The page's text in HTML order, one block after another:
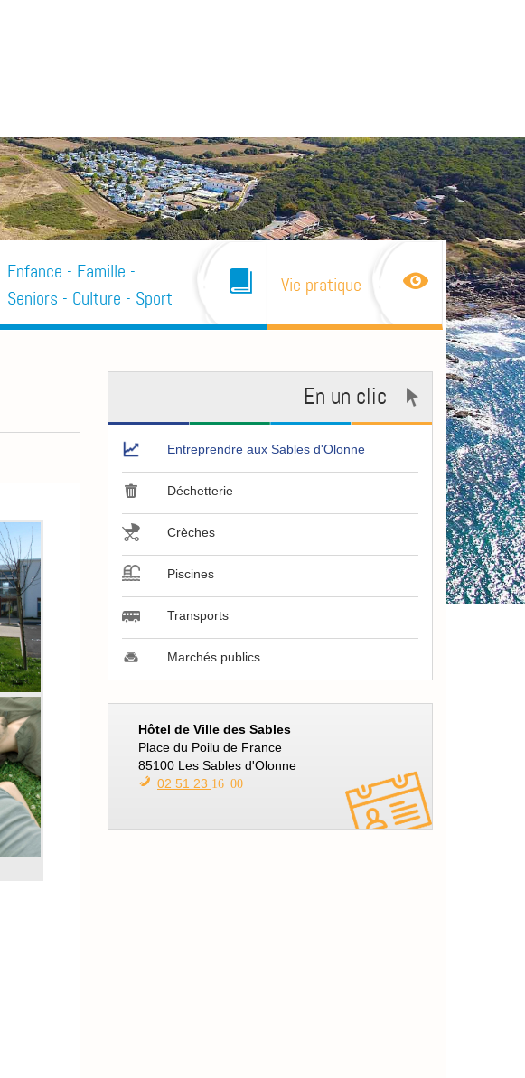
Enfance - Famille -
Seniors - Culture - Sport
Vie pratique
En un clic
Entreprendre aux Sables d'Olonne
Déchetterie
Crèches
Piscines
Transports
Marchés publics
[Vie/Logement]Contacts
Hôtel de Ville des Sables
Place du Poilu de France
85100 Les Sables d'Olonne
02 51 23 16 00